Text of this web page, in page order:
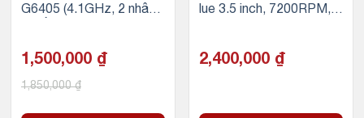
G6405 (4.1GHz, 2 nhân
200
1,500,000 ₫
1,850,000₫
lue 3.5 inch, 7200RPM, S
2,400,000 ₫